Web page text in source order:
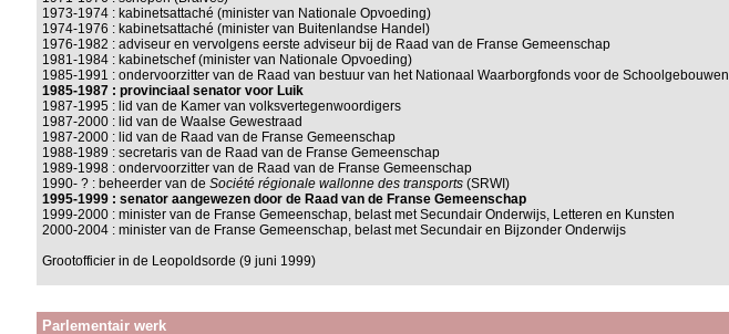
1973-1974 : kabinetsattaché (minister van Nationale Opvoeding)
1974-1976 : kabinetsattaché (minister van Buitenlandse Handel)
1976-1982 : adviseur en vervolgens eerste adviseur bij de Raad van de Franse Gemeenschap
1981-1984 : kabinetschef (minister van Nationale Opvoeding)
1985-1991 : ondervoorzitter van de Raad van bestuur van het Nationaal Waarborgfonds voor de Schoolgebouwen
1985-1987 : provinciaal senator voor Luik
1987-1995 : lid van de Kamer van volksvertegenwoordigers
1987-2000 : lid van de Waalse Gewestraad
1987-2000 : lid van de Raad van de Franse Gemeenschap
1988-1989 : secretaris van de Raad van de Franse Gemeenschap
1989-1998 : ondervoorzitter van de Raad van de Franse Gemeenschap
1990- ? : beheerder van deSociété régionale wallonne des transports (SRWI)
1995-1999 : senator aangewezen door de Raad van de Franse Gemeenschap
1999-2000 : minister van de Franse Gemeenschap, belast met Secundair Onderwijs, Letteren en Kunsten
2000-2004 : minister van de Franse Gemeenschap, belast met Secundair en Bijzonder Onderwijs
Grootofficier in de Leopoldsorde (9 juni 1999)
Parlementair werk